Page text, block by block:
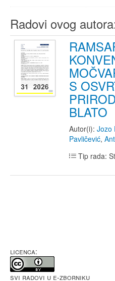
Radovi ovog
S
BLATO
Autor(i): Jozo
Pavličević,
Tip rada:
LICENCA:
Svi radovi u e-Zborniku